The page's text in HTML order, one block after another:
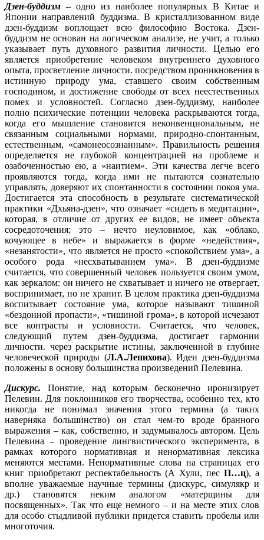
Дзен-буддизм – одно из наиболее популярных В Китае и
Японии направлений буддизма. В кристаллизованном виде
дзен-буддизм воплощает всю философию Востока. Дзен-
буддизм не основан на логическом анализе, не учит, а только
указывает путь духовного развития личности. Целью его
является приобретение человеком внутреннего духовного
опыта, просветление личности. посредством проникновения в
истинную природу ума, ставшего своим собственным
господином, и достижение свободы от всех неестественных
помех и условностей. Согласно дзен-буддизму, наиболее
полно психические потенции человека раскрываются тогда,
когда его мышление становится неконвенциональным, не
связанным социальными нормами, природно-спонтанным,
естественным, «самонеосознанным». Правильность решения
определяется не глубокой концентрацией на проблеме и
озабоченностью ею, а «наитием». Эти качества легче всего
проявляются тогда, когда ими не пытаются сознательно
управлять, доверяют их спонтанности в состоянии покоя ума.
Достигается эта способность в результате систематической
практики «Дхьяна-дзен», что означает «сидеть в медитации»,
которая, в отличие от других ее видов, не имеет объекта
сосредоточения; это – нечто неуловимое, как «облако,
кочующее в небе» и выражается в форме «недействия»,
«незанятости», что является не просто «спокойствием ума», а
особого рода «несхватыванием ума». В дзен-буддизме
считается, что совершенный человек пользуется своим умом,
как зеркалом: он ничего не схватывает и ничего не отвергает,
воспринимает, но не хранит. В целом практика дзен-буддизма
воспитывает состояние ума, которое называют тишиной
«бездонной пропасти», «тишиной грома», в которой исчезают
все контрасты и условности. Считается, что человек,
следующий путем дзен-буддизма, достигает гармонии
личности. через раскрытие истины, заключенной в глубине
человеческой природы (Л.А.Лепихова). Идеи дзен-буддизма
положены в основу большинства произведений Пелевина.
Дискурс. Понятие, над которым бесконечно иронизирует
Пелевин. Для поклонников его творчества, особенно тех, кто
никогда не понимал значения этого термина (а таких
наверняка большинство) он стал чем-то вроде бранного
выражения – как, собственно, и задумывалось автором. Цель
Пелевина – проведение лингвистического эксперимента, в
рамках которого нормативная и ненормативная лексика
меняются местами. Ненормативные слова на страницах его
книг приобретают респектабельность (А Хули, пес П…ц), а
вполне уважаемые научные термины (дискурс, симулякр и
др.) становятся неким аналогом «матерщины для
посвященных». Так что еще немного – и на месте этих слов
для особо стыдливой публики придется ставить пробелы или
многоточия.